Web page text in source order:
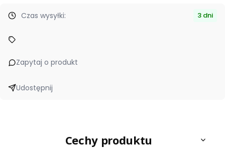
Czas wysyłki: 3 dni
Zapytaj o produkt
Udostępnij
Cechy produktu